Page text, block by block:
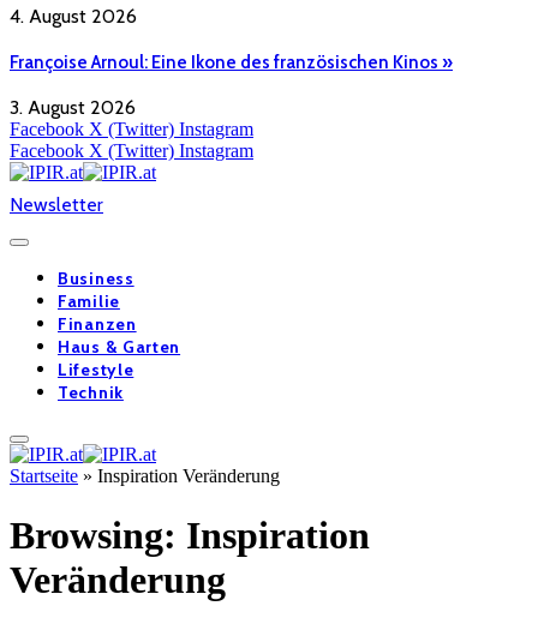
4. August 2026
Françoise Arnoul: Eine Ikone des französischen Kinos »
3. August 2026
Facebook X (Twitter) Instagram
Facebook X (Twitter) Instagram
Newsletter
Business
Familie
Finanzen
Haus & Garten
Lifestyle
Technik
Startseite » Inspiration Veränderung
Browsing: Inspiration
Veränderung